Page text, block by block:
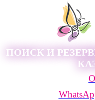
ПОИСК И